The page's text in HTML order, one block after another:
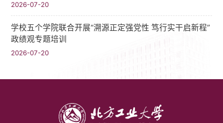
2026-07-20
学校五个学院联合开展“溯源正定强党性 笃行实干启新程”
政绩观专题培训
2026-07-20